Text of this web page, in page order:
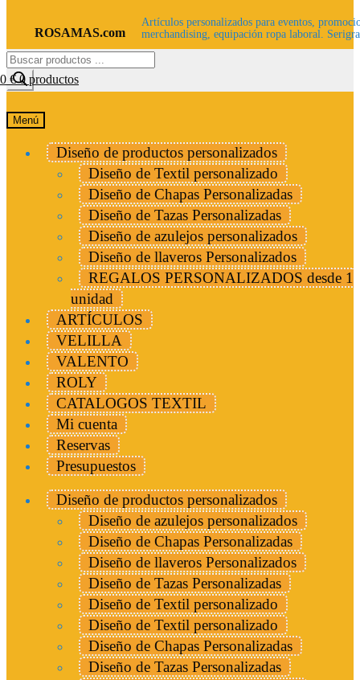
ROSAMAS.com
Artículos personalizados para eventos,
merchandising, equipación ropa laboral.
Búsqueda
de
€ 0 productos
Menú
Diseño de productos personalizados
Diseño de Textil personalizado
Diseño de Chapas Personalizadas
Diseño de Tazas Personalizadas
Diseño de azulejos personalizados
Diseño de llaveros Personalizados
REGALOS PERSONALIZADOS desde 1
unidad
ARTÍCULOS
VELILLA
VALENTO
ROLY
CATALOGOS TEXTIL
Mi cuenta
Reservas
Presupuestos
Diseño de productos personalizados
Diseño de azulejos personalizados
Diseño de Chapas Personalizadas
Diseño de llaveros Personalizados
Diseño de Tazas Personalizadas
Diseño de Textil personalizado
Diseño de Textil personalizado
Diseño de Chapas Personalizadas
Diseño de Tazas Personalizadas